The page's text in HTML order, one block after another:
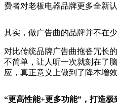
费者对老板电器品牌更多全新
其实，做广告曲的品牌并不在
对比传统品牌广告曲拖沓冗长
不简单，让人听一次就刻在了
应，真正意义上做到了降本增
“更高性能+更多功能”，打造极